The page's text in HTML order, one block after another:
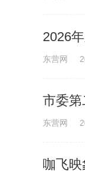
2026
东营网
市委
东营网
咖飞映